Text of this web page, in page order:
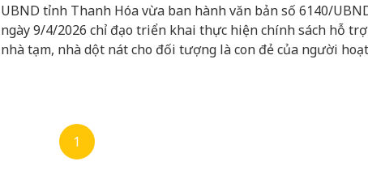
UBND tỉnh Thanh Hóa vừa ban hành văn bản số 6140/
ngày 9/4/2026 chỉ đạo triển khai thực hiện chính sách hỗ
nhà tạm, nhà dột nát cho đối tượng là con đẻ của người
1